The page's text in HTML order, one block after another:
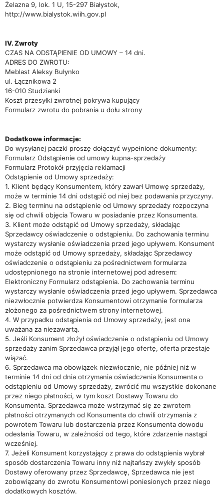
Żelazna 9, lok. 1 U, 15-297 Białystok,
http://www.bialystok.wiih.gov.pl
IV. Zwroty
CZAS NA ODSTĄPIENIE OD UMOWY – 14 dni.
ADRES DO ZWROTU:
Meblast Aleksy Bułynko
ul. Łącznikowa 2
16-010 Studzianki
Koszt przesyłki zwrotnej pokrywa kupujący
Formularz zwrotu do pobrania u dołu strony
Dodatkowe informacje:
Do wysyłanej paczki proszę dołączyć wypełnione dokumenty:
Formularz Odstąpienie od umowy kupna-sprzedaży
Formularz Protokół przyjęcia reklamacji
Odstąpienie od Umowy sprzedaży:
1. Klient będący Konsumentem, który zawarł Umowę sprzedaży,
może w terminie 14 dni odstąpić od niej bez podawania przyczyny.
2. Bieg terminu na odstąpienie od Umowy sprzedaży rozpoczyna
się od chwili objęcia Towaru w posiadanie przez Konsumenta.
3. Klient może odstąpić od Umowy sprzedaży, składając
Sprzedawcy oświadczenie o odstąpieniu. Do zachowania terminu
wystarczy wysłanie oświadczenia przed jego upływem. Konsument
może odstąpić od Umowy sprzedaży, składając Sprzedawcy
oświadczenie o odstąpieniu za pośrednictwem formularza
udostępnionego na stronie internetowej pod adresem:
Elektroniczny Formularz odstąpienia. Do zachowania terminu
wystarczy wysłanie oświadczenia przed jego upływem. Sprzedawca
niezwłocznie potwierdza Konsumentowi otrzymanie formularza
złożonego za pośrednictwem strony internetowej.
4. W przypadku odstąpienia od Umowy sprzedaży, jest ona
uważana za niezawartą.
5. Jeśli Konsument złożył oświadczenie o odstąpieniu od Umowy
sprzedaży zanim Sprzedawca przyjął jego ofertę, oferta przestaje
wiązać.
6. Sprzedawca ma obowiązek niezwłocznie, nie później niż w
terminie 14 dni od dnia otrzymania oświadczenia Konsumenta o
odstąpieniu od Umowy sprzedaży, zwrócić mu wszystkie dokonane
przez niego płatności, w tym koszt Dostawy Towaru do
Konsumenta. Sprzedawca może wstrzymać się ze zwrotem
płatności otrzymanych od Konsumenta do chwili otrzymania z
powrotem Towaru lub dostarczenia przez Konsumenta dowodu
odesłania Towaru, w zależności od tego, które zdarzenie nastąpi
wcześniej.
7. Jeżeli Konsument korzystający z prawa do odstąpienia wybrał
sposób dostarczenia Towaru inny niż najtańszy zwykły sposób
Dostawy oferowany przez Sprzedawcę, Sprzedawca nie jest
zobowiązany do zwrotu Konsumentowi poniesionych przez niego
dodatkowych kosztów.